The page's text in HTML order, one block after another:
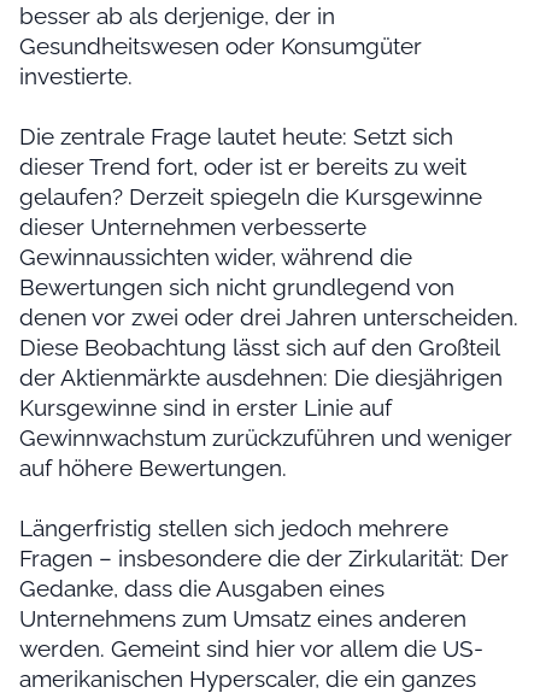
besser ab als derjenige, der in
Gesundheitswesen oder Konsumgüter
investierte.
Die zentrale Frage lautet heute: Setzt sich
dieser Trend fort, oder ist er bereits zu weit
gelaufen? Derzeit spiegeln die Kursgewinne
dieser Unternehmen verbesserte
Gewinnaussichten wider, während die
Bewertungen sich nicht grundlegend von
denen vor zwei oder drei Jahren unterscheiden.
Diese Beobachtung lässt sich auf den Großteil
der Aktienmärkte ausdehnen: Die diesjährigen
Kursgewinne sind in erster Linie auf
Gewinnwachstum zurückzuführen und weniger
auf höhere Bewertungen.
Längerfristig stellen sich jedoch mehrere
Fragen – insbesondere die der Zirkularität: Der
Gedanke, dass die Ausgaben eines
Unternehmens zum Umsatz eines anderen
werden. Gemeint sind hier vor allem die US-
amerikanischen Hyperscaler, die ein ganzes